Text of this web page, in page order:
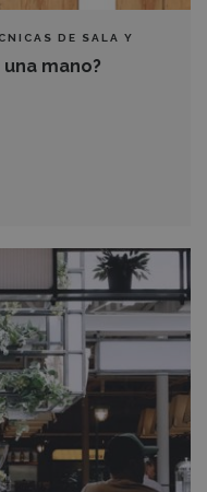
DE SALA Y
mano?